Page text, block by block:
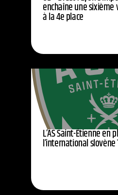
enchaîne une
à la 4e place
L’AS Saint-Étienne en
l’international